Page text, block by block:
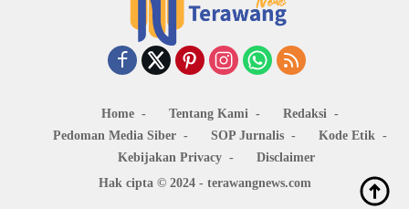
Home Tentang Kami
Redaksi
Pedoman Media Siber
SOP Jurnalis
Kode Etik
Kebijakan Privacy
Disclaimer
Hak cipta © 2024 - terawangnews.com